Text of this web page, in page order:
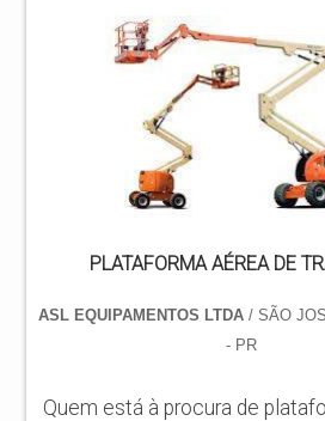
PLATAFORMA AÉREA DE
ASL EQUIPAMENTOS LTDA/ SÃO
- PR
Quem está à procura de